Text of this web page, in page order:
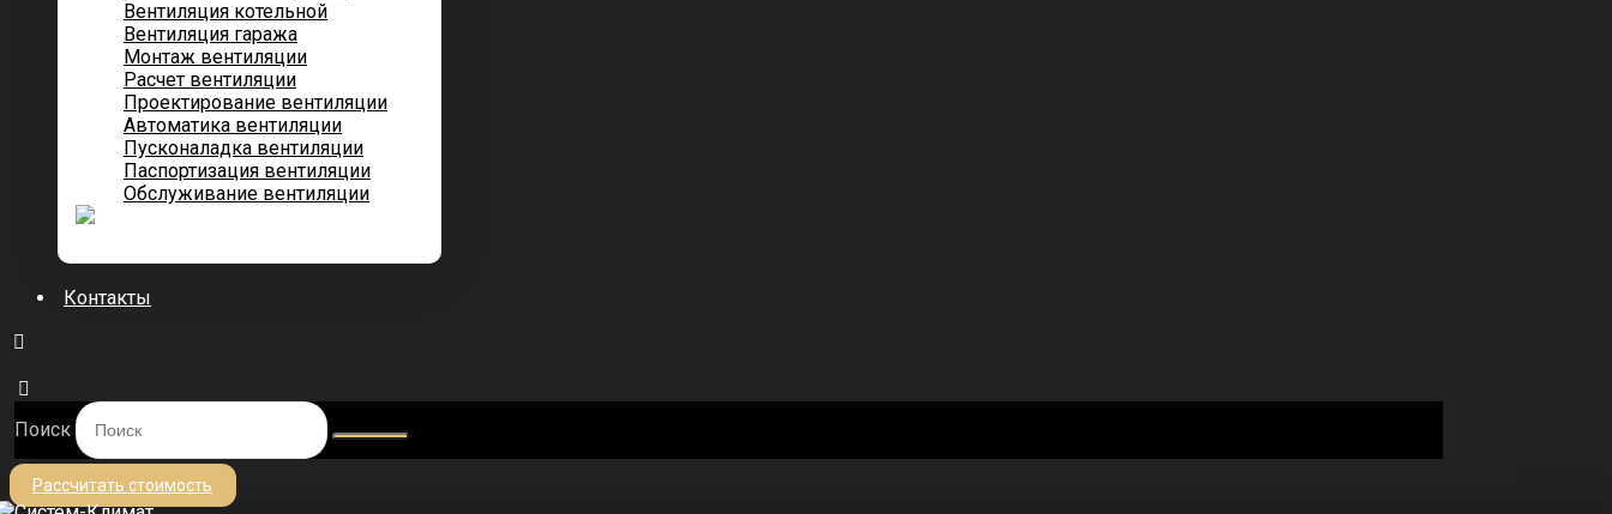
Вентиляция котельной
Вентиляция гаража
Монтаж вентиляции
Расчет вентиляции
Проектирование вентиляции
Автоматика вентиляции
Пусконаладка вентиляции
Паспортизация вентиляции
Обслуживание вентиляции
Контакты
Поиск
Рассчитать стоимость